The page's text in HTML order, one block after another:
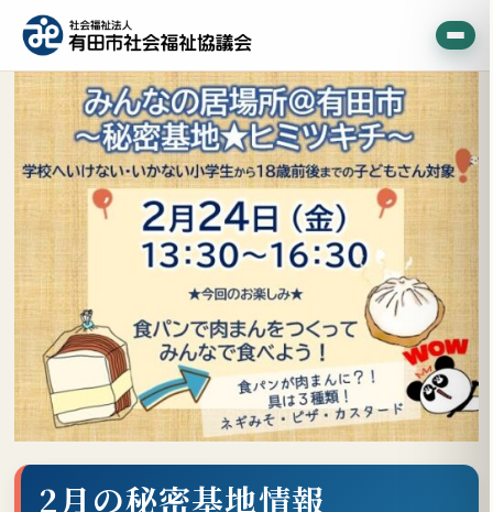
2月の秘密基地情報